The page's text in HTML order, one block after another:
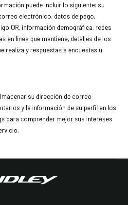
puede incluir lo siguiente: su
electrónico, datos de pago,
QR, información demográfica, redes
en línea que mantiene, detalles de los
realiza y respuestas a encuestas u
su dirección de correo
y la información de su perfil en los
para comprender mejor sus intereses